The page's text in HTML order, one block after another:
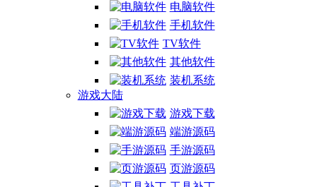
电脑软件
手机软件
TV软件
其他软件
装机系统
游戏大陆
游戏下载
端游源码
手游源码
页游源码